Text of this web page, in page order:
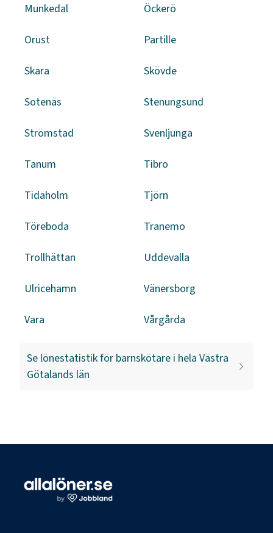
Munkedal Öckerö
Orust Partille
Skara Skövde
Sotenäs Stenungsund
Strömstad Svenljunga
Tanum Tibro
Tidaholm Tjörn
Töreboda Tranemo
Trollhättan Uddevalla
Ulricehamn Vänersborg
Vara Vårgårda
Se lönestatistik för barnskötare i hela Västra
Götalands län